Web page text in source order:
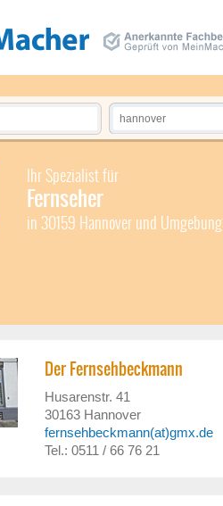
Ihr Spezialist für
Fernseher
in 30159 Hannover und Umgebung
Der Fernsehbeckmann
Husarenstr. 41
30163 Hannover
fernsehbeckmann(at)gmx.de
Tel.: 0511 / 66 76 21